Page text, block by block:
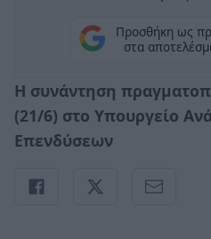
Προσθήκη ως
στα
Η συνάντηση
(21/6) στο Υπουργείο
Επενδύσεων